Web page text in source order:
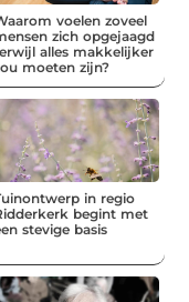
voelen zoveel
zich opgejaagd
alles makkelijker
moeten zijn?
in regio
begint met
stevige basis